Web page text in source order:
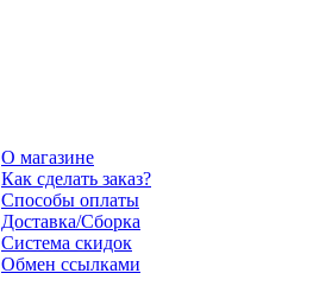
О магазине
Как сделать заказ?
Способы оплаты
Доставка/Сборка
Система скидок
Обмен ссылками